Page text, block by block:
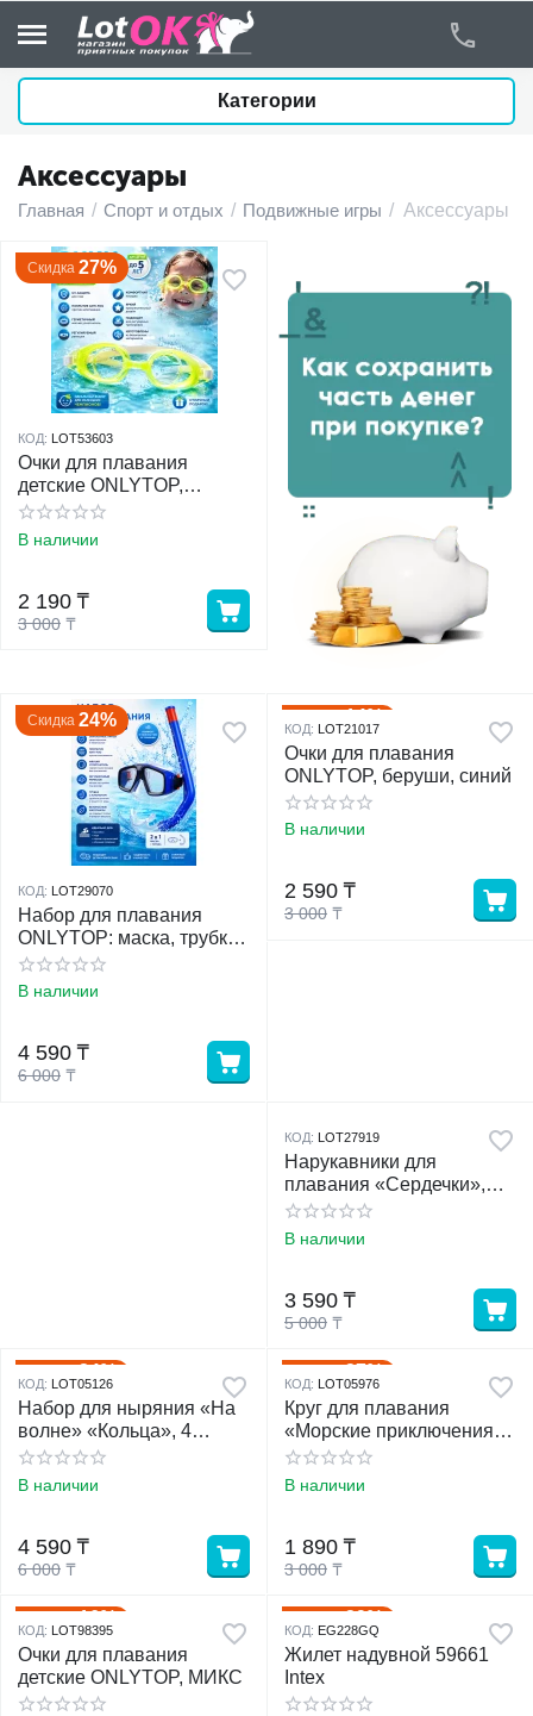
Категории
Аксессуары
Главная / Спорт и отдых / Подвижные игры / Аксессуары
Скидка 27%
КОД: LOT53603
Очки для плавания
детские ONLYTOP,
желтый
В наличии
3 000 ₸
2 190 ₸
Скидка 24%
КОД: LOT29070
Набор для плавания
ONLYTOP: маска, трубка,
синий
В наличии
6 000 ₸
4 590 ₸
14%
КОД: LOT21017
Очки для плавания
ONLYTOP, беруши, синий
В наличии
3 000 ₸
2 590 ₸
КОД: LOT27919
Нарукавники для
плавания «Сердечки»,
надувные, 18×20 см, от 3
лет, бежевые
В наличии
5 000 ₸
3 590 ₸
24%
КОД: LOT05126
Набор для ныряния «На
волне» «Кольца», 4
предмета, МИКС
В наличии
6 000 ₸
4 590 ₸
37%
КОД: LOT05976
Круг для плавания
«Морские приключения»,
надувной, d=51 см, от 3-6
лет, МИКС, 36113 Bestway
В наличии
3 000 ₸
1 890 ₸
16%
КОД: LOT98395
Очки для плавания
детские ONLYTOP, МИКС
29%
КОД: EG228GQ
Жилет надувной 59661
Intex